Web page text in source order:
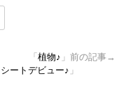
「植物♪ 」前の記事→
ートデビュー♪ 」